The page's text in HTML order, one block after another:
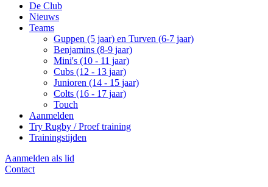
De Club
Nieuws
Teams
Guppen (5 jaar) en Turven (6-7 jaar)
Benjamins (8-9 jaar)
Mini's (10 - 11 jaar)
Cubs (12 - 13 jaar)
Junioren (14 - 15 jaar)
Colts (16 - 17 jaar)
Touch
Aanmelden
Try Rugby / Proef training
Trainingstijden
Aanmelden als lid
Contact